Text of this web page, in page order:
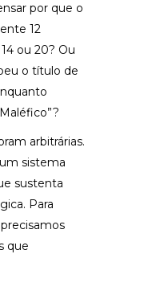
por que o
12
ou 20? Ou
o título de
arbitrárias.
sistema
sustenta
Para
que